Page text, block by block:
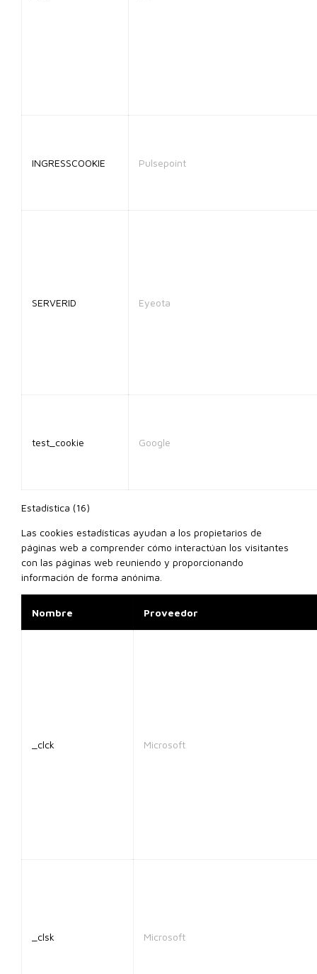
INGRESSCOOKIE Pulsepoint
SERVERID Eyeota
test_cookie Google
Estadística (16)
Las cookies estadísticas ayudan a los propietarios de
páginas web a comprender cómo interactúan los visitantes
con las páginas web reuniendo y proporcionando
información de forma anónima.
Nombre Proveedor
_clck Microsoft
_clsk Microsoft